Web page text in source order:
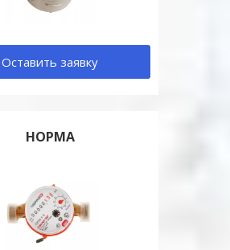
Оставить заявку
НОРМА